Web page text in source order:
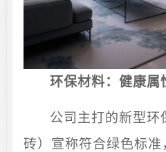
环保材料：健康属
公司主打的新型环
砖）宣称符合绿色标